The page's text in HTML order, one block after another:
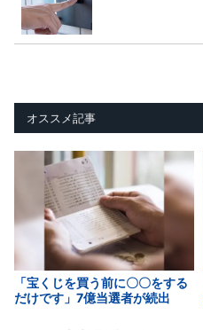
オススメ記事
「宝くじを買う前に〇〇をする
だけです」7億当選者が続出